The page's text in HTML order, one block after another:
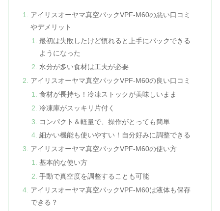
アイリスオーヤマ真空パックVPF-M60の悪い口コミ
やデメリット
最初は失敗したけど慣れると上手にパックできる
ようになった
水分が多い食材は工夫が必要
アイリスオーヤマ真空パックVPF-M60の良い口コミ
食材が長持ち！冷凍ストックが美味しいまま
冷凍庫がスッキリ片付く
コンパクト＆軽量で、操作がとっても簡単
細かい機能も使いやすい！自分好みに調整できる
アイリスオーヤマ真空パックVPF-M60の使い方
基本的な使い方
手動で真空度を調整することも可能
アイリスオーヤマ真空パックVPF-M60は液体も保存
できる？